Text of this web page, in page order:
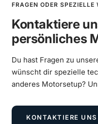
Mehr erfahren
€39,00
FRAGEN ODER SPEZIELLE
Kontaktiere
persönliches
Du hast Fragen zu
wünscht dir spezielle
anderes Motorsetup?
KONTAKTIERE UNS